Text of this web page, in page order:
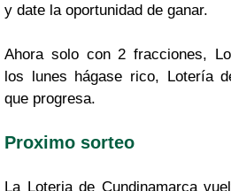
y date la oportunidad de ganar.
Ahora solo con 2 fracciones,
los lunes hágase rico, Lotería
que progresa.
Proximo sorteo
La Loteria de Cundinamarca